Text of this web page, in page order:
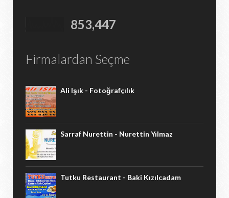
853,447
Firmalardan Seçme
Ali Işık - Fotoğrafçılık
Sarraf Nurettin - Nurettin Yılmaz
Tutku Restaurant - Baki Kızılcadam